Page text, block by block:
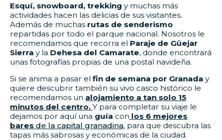
Esquí, snowboard, trekking y muchas más
actividades hacen las delicias de sus visitantes.
Además de muchas rutas de senderismo
repartidas por todo el parque nacional. Nosotros le
recomendamos que recorra el Paraje de Güejar
Sierray la Dehesa del Camarate, donde encontrará
unas fotografías propias de una postal navideña.
Si se anima a pasar elfin de semana por Granada y
quiere descubrir también su vivo casco histórico le
recomendamos un alojamiento a tan solo 15
minutos del centro.Y para completar su viaje le
dejamos por aquí una guía con los 6 mejores
baresde la capital granadina, para que descubra las
tapas más sabrosas y económicas de la ciudad.